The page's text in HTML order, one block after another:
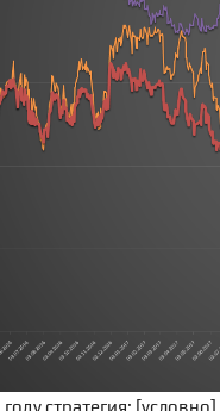
стратегия: [условно]